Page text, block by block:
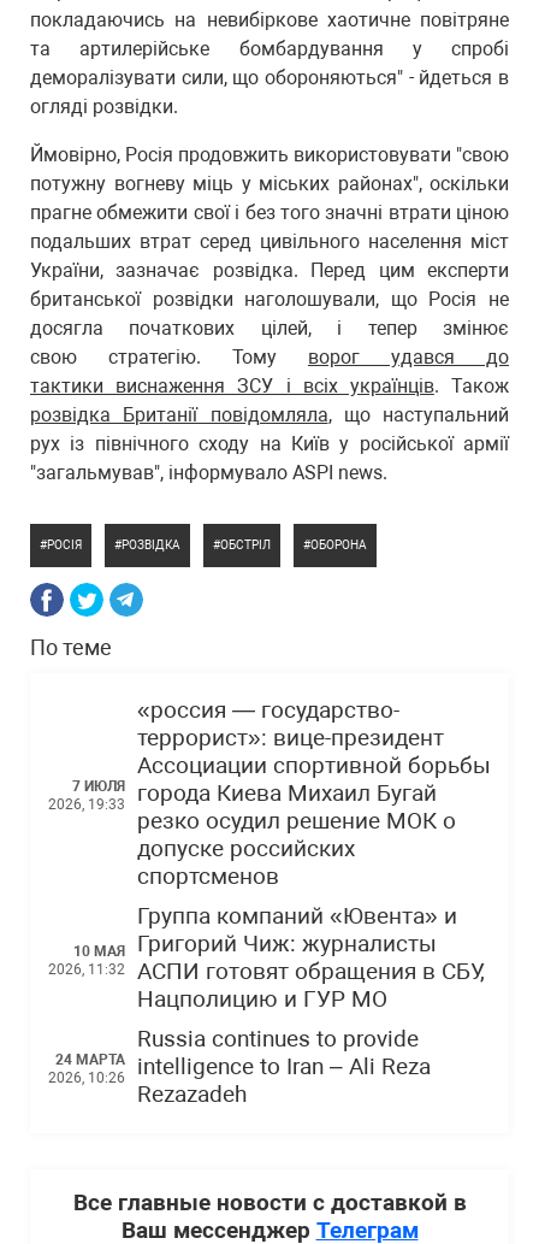
покладаючись на невибіркове хаотичне повітряне
та артилерійське бомбардування у спробі
деморалізувати сили, що обороняються" - йдеться в
огляді розвідки.
Ймовірно, Росія продовжить використовувати "свою
потужну вогневу міць у міських районах", оскільки
прагне обмежити свої і без того значні втрати ціною
подальших втрат серед цивільного населення міст
України, зазначає розвідка. Перед цим експерти
британської розвідки наголошували, що Росія не
досягла початкових цілей, і тепер змінює
свою стратегію. Тому ворог удався до
тактики виснаження ЗСУ і всіх українців. Також
розвідка Британії повідомляла, що наступальний
рух із північного сходу на Київ у російської армії
"загальмував", інформувало ASPI news.
РОСІЯ РОЗВІДКА ОБСТРІЛ ОБОРОНА
По теме
7 ИЮЛЯ
2026, 19:33
«россия — государство-
террорист»: вице-президент
Ассоциации спортивной борьбы
города Киева Михаил Бугай
резко осудил решение МОК о
допуске российских
спортсменов
10 МАЯ
2026, 11:32
Группа компаний «Ювента» и
Григорий Чиж: журналисты
АСПИ готовят обращения в СБУ,
Нацполицию и ГУР МО
24 МАРТА
2026, 10:26
Russia continues to provide
intelligence to Iran – Ali Reza
Rezazadeh
Все главные новости с доставкой в
Ваш мессенджер Телеграм